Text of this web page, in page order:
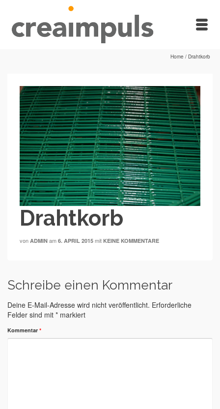
Home / Drahtkorb
Drahtkorb
von ADMIN am 6. APRIL 2015 mit KEINE KOMMENTARE
Schreibe einen Kommentar
Deine E-Mail-Adresse wird nicht veröffentlicht. Erforderliche
Felder sind mit * markiert
Kommentar *